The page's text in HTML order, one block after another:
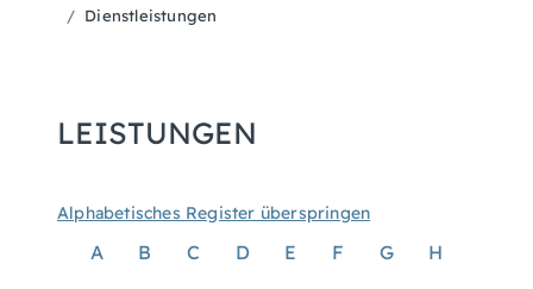
Dienstleistungen
LEISTUNGEN
Alphabetisches Register überspringen
A B C D E F G H